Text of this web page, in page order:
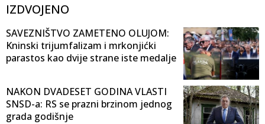
IZDVOJENO
SAVEZNIŠTVO ZAMETENO OLUJOM:
Kninski trijumfalizam i mrkonjićki
parastos kao dvije strane iste medalje
NAKON DVADESET GODINA VLASTI
SNSD-a: RS se prazni brzinom jednog
grada godišnje